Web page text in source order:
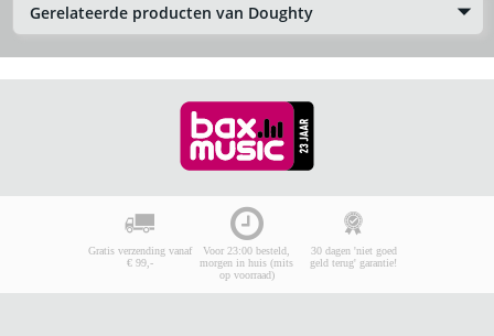
Gerelateerde producten van Doughty
Gratis verzending vanaf
€ 99,-
Voor 23:00 besteld,
morgen in huis (mits
op voorraad)
30 dagen 'niet goed
geld terug' garantie!